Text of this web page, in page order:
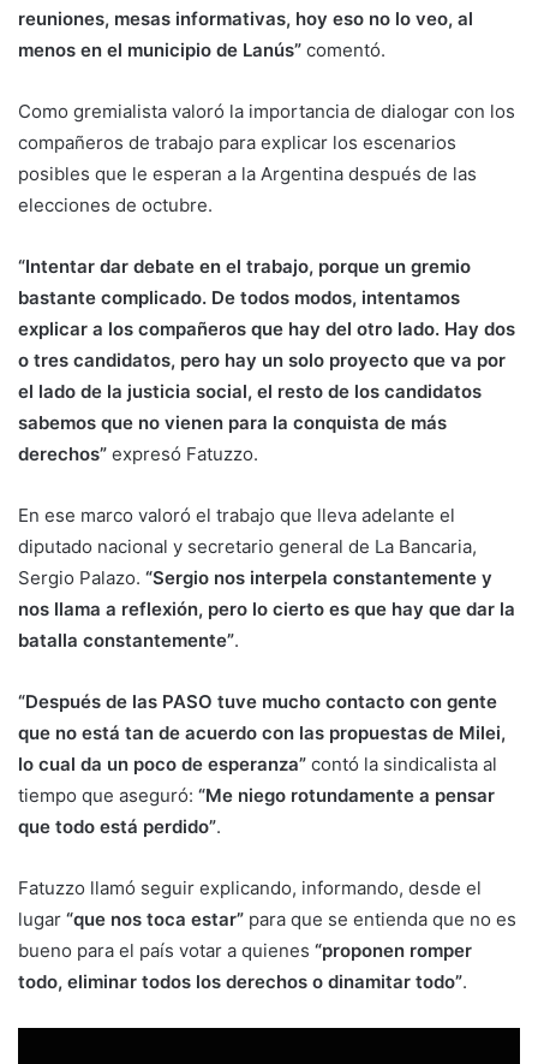
reuniones, mesas informativas, hoy eso no lo veo, al
menos en el municipio de Lanús” comentó.
Como gremialista valoró la importancia de dialogar con los
compañeros de trabajo para explicar los escenarios
posibles que le esperan a la Argentina después de las
elecciones de octubre.
“Intentar dar debate en el trabajo, porque un gremio
bastante complicado. De todos modos, intentamos
explicar a los compañeros que hay del otro lado. Hay dos
o tres candidatos, pero hay un solo proyecto que va por
el lado de la justicia social, el resto de los candidatos
sabemos que no vienen para la conquista de más
derechos” expresó Fatuzzo.
En ese marco valoró el trabajo que lleva adelante el
diputado nacional y secretario general de La Bancaria,
Sergio Palazo. “Sergio nos interpela constantemente y
nos llama a reflexión, pero lo cierto es que hay que dar la
batalla constantemente”.
“Después de las PASO tuve mucho contacto con gente
que no está tan de acuerdo con las propuestas de Milei,
lo cual da un poco de esperanza” contó la sindicalista al
tiempo que aseguró: “Me niego rotundamente a pensar
que todo está perdido”.
Fatuzzo llamó seguir explicando, informando, desde el
lugar “que nos toca estar” para que se entienda que no es
bueno para el país votar a quienes “proponen romper
todo, eliminar todos los derechos o dinamitar todo”.